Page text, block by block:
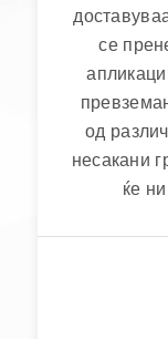
ИЗВЕСТИЕ
КОНТАКТ
се
од
несакани
ќе